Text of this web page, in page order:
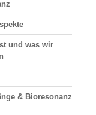
und was wir
& Bioresonanz